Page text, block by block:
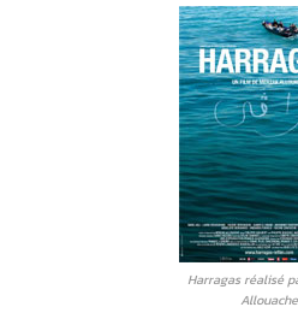
Harragas réalisé
Allouache